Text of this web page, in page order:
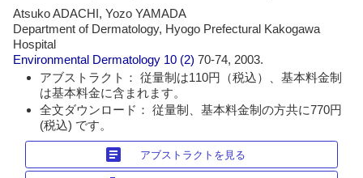
Atsuko ADACHI, Yozo YAMADA
Department of Dermatology, Hyogo Prefectural Kakogawa
Hospital
Environmental Dermatology 10 (2)70-74, 2003.
アブストラクト： 従量制は110円（税込）、基本料金制
は基本料金に含まれます。
全文ダウンロード： 従量制、基本料金制の方共に770円
(税込) です。
article アブストラクトを見る